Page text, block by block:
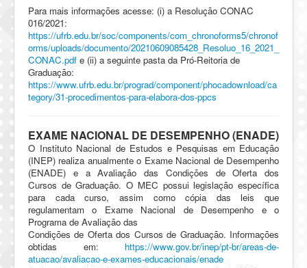
Para mais informações acesse: (i) a Resolução CONAC
016/2021:
https://ufrb.edu.br/soc/components/com_chronoforms5/chronof
orms/uploads/documento/20210609085428_Resoluo_16_2021_
CONAC.pdf e (ii) a seguinte pasta da Pró-Reitoria de
Graduação:
https://www.ufrb.edu.br/prograd/component/phocadownload/ca
tegory/31-procedimentos-para-elabora-dos-ppcs
EXAME NACIONAL DE DESEMPENHO (ENADE)
O Instituto Nacional de Estudos e Pesquisas em Educação
(INEP) realiza anualmente o Exame Nacional de Desempenho
(ENADE) e a Avaliação das Condições de Oferta dos
Cursos de Graduação. O MEC possui legislação específica
para cada curso, assim como cópia das leis que
regulamentam o Exame Nacional de Desempenho e o
Programa de Avaliação das
Condições de Oferta dos Cursos de Graduação. Informações
obtidas em: https://www.gov.br/inep/pt-br/areas-de-
atuacao/avaliacao-e-exames-educacionais/enade